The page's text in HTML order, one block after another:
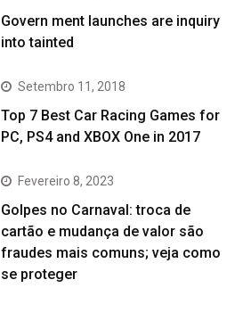
Govern ment launches are inquiry
into tainted
Setembro 11, 2018
Top 7 Best Car Racing Games for
PC, PS4 and XBOX One in 2017
Fevereiro 8, 2023
Golpes no Carnaval: troca de
cartão e mudança de valor são
fraudes mais comuns; veja como
se proteger